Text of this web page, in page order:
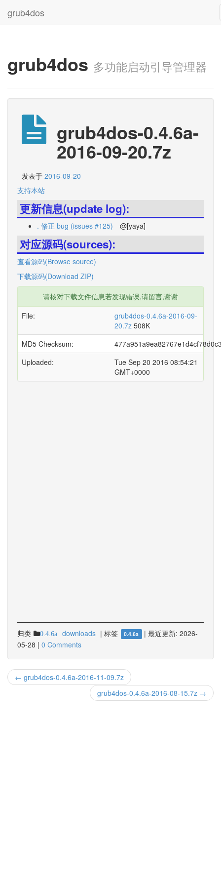
grub4dos
grub4dos 多功能启动引导管理器
grub4dos-0.4.6a-
2016-09-20.7z
发表于 2016-09-20
支持本站
更新信息(update log):
. 修正 bug (issues #125) @[yaya]
对应源码(sources):
查看源码(Browse source)
下载源码(Download ZIP)
请核对下载文件信息若发现错误,请留言,谢谢
File:
grub4dos-0.4.6a-2016-09-
20.7z 508K
MD5 Checksum:
Uploaded:
Tue Sep 20 2016 08:54:21
GMT+0000
归类 0.4.6a downloads | 标签 0.4.6a | 最近更新: 2026-
05-28 | 0 Comments
← grub4dos-0.4.6a-2016-11-09.7z
grub4dos-0.4.6a-2016-08-15.7z →